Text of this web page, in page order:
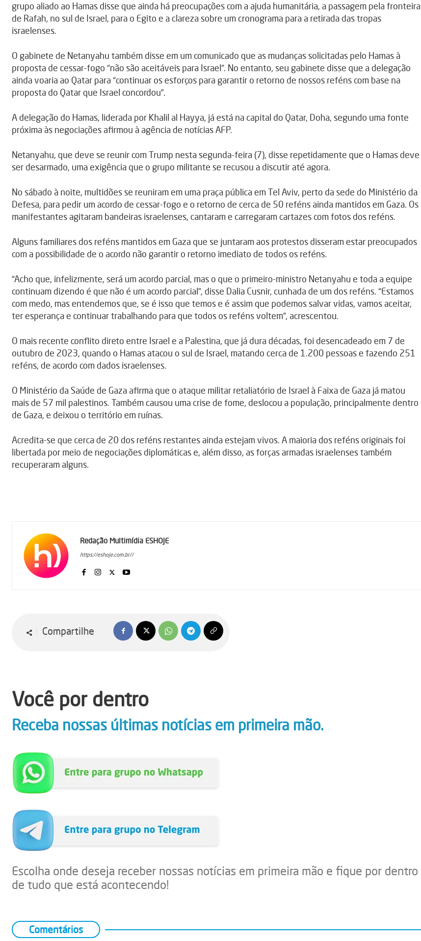
grupo aliado ao Hamas disse que ainda há preocupações com a ajuda humanitária, a passagem pela fronteira
de Rafah, no sul de Israel, para o Egito e a clareza sobre um cronograma para a retirada das tropas
israelenses.
O gabinete de Netanyahu também disse em um comunicado que as mudanças solicitadas pelo Hamas à
proposta de cessar-fogo “não são aceitáveis para Israel”. No entanto, seu gabinete disse que a delegação
ainda voaria ao Qatar para “continuar os esforços para garantir o retorno de nossos reféns com base na
proposta do Qatar que Israel concordou”.
A delegação do Hamas, liderada por Khalil al Hayya, já está na capital do Qatar, Doha, segundo uma fonte
próxima às negociações afirmou à agência de notícias AFP.
Netanyahu, que deve se reunir com Trump nesta segunda-feira (7), disse repetidamente que o Hamas deve
ser desarmado, uma exigência que o grupo militante se recusou a discutir até agora.
No sábado à noite, multidões se reuniram em uma praça pública em Tel Aviv, perto da sede do Ministério da
Defesa, para pedir um acordo de cessar-fogo e o retorno de cerca de 50 reféns ainda mantidos em Gaza. Os
manifestantes agitaram bandeiras israelenses, cantaram e carregaram cartazes com fotos dos reféns.
Alguns familiares dos reféns mantidos em Gaza que se juntaram aos protestos disseram estar preocupados
com a possibilidade de o acordo não garantir o retorno imediato de todos os reféns.
“Acho que, infelizmente, será um acordo parcial, mas o que o primeiro-ministro Netanyahu e toda a equipe
continuam dizendo é que não é um acordo parcial”, disse Dalia Cusnir, cunhada de um dos reféns. “Estamos
com medo, mas entendemos que, se é isso que temos e é assim que podemos salvar vidas, vamos aceitar,
ter esperança e continuar trabalhando para que todos os reféns voltem”, acrescentou.
O mais recente conflito direto entre Israel e a Palestina, que já dura décadas, foi desencadeado em 7 de
outubro de 2023, quando o Hamas atacou o sul de Israel, matando cerca de 1.200 pessoas e fazendo 251
reféns, de acordo com dados israelenses.
O Ministério da Saúde de Gaza afirma que o ataque militar retaliatório de Israel à Faixa de Gaza já matou
mais de 57 mil palestinos. Também causou uma crise de fome, deslocou a população, principalmente dentro
de Gaza, e deixou o território em ruínas.
Acredita-se que cerca de 20 dos reféns restantes ainda estejam vivos. A maioria dos reféns originais foi
libertada por meio de negociações diplomáticas e, além disso, as forças armadas israelenses também
recuperaram alguns.
Redação Multimídia ESHOJE
https://eshoje.com.br//
Compartilhe
Você por dentro
Receba nossas últimas notícias em primeira mão.
Escolha onde deseja receber nossas notícias em primeira mão e fique por dentro
de tudo que está acontecendo!
Comentários